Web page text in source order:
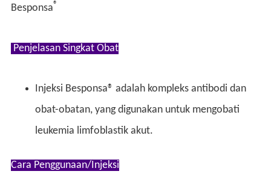
Besponsa®
Penjelasan Singkat Obat
Injeksi Besponsa® adalah kompleks antibodi dan
obat-obatan, yang digunakan untuk mengobati
leukemia limfoblastik akut.
Cara Penggunaan/Injeksi